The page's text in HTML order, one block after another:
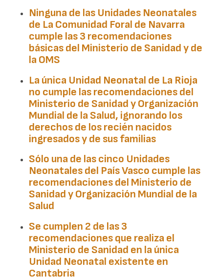
Ninguna de las Unidades Neonatales
de La Comunidad Foral de Navarra
cumple las 3 recomendaciones
básicas del Ministerio de Sanidad y de
la OMS
La única Unidad Neonatal de La Rioja
no cumple las recomendaciones del
Ministerio de Sanidad y Organización
Mundial de la Salud, ignorando los
derechos de los recién nacidos
ingresados y de sus familias
Sólo una de las cinco Unidades
Neonatales del País Vasco cumple las
recomendaciones del Ministerio de
Sanidad y Organización Mundial de la
Salud
Se cumplen 2 de las 3
recomendaciones que realiza el
Ministerio de Sanidad en la única
Unidad Neonatal existente en
Cantabria